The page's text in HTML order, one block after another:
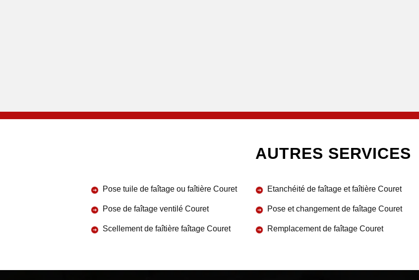
AUTRES SERVICES
Pose tuile de faîtage ou faîtière Couret
Pose de faîtage ventilé Couret
Scellement de faîtière faîtage Couret
Etanchéité de faîtage et faîtière Couret
Pose et changement de faîtage Couret
Remplacement de faîtage Couret